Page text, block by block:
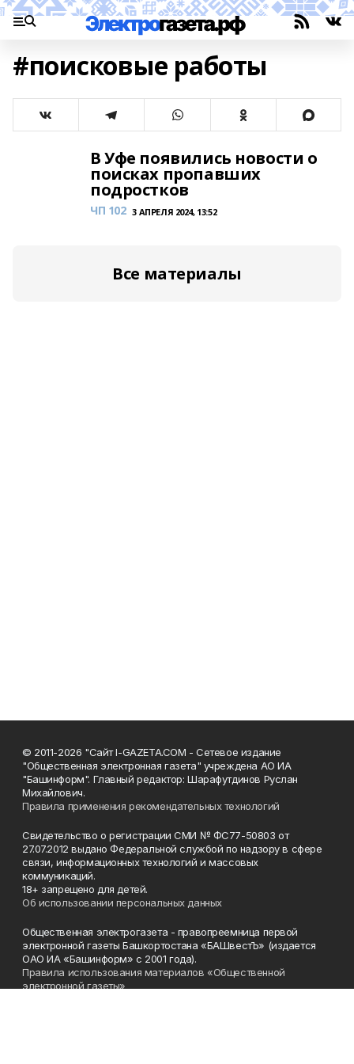
#поисковые работы
В Уфе появились новости о
поисках пропавших
подростков
ЧП 102 3 АПРЕЛЯ 2024, 13:52
Все материалы
© 2011-2026 "Сайт I-GAZETA.COM - Сетевое издание
"Общественная электронная газета" учреждена АО ИА
"Башинформ". Главный редактор: Шарафутдинов Руслан
Михайлович.
Правила применения рекомендательных технологий
Свидетельство о регистрации СМИ № ФС77-50803 от
27.07.2012 выдано Федеральной службой по надзору в сфере
связи, информационных технологий и массовых
коммуникаций.
18+ запрещено для детей.
Об использовании персональных данных
Общественная электрогазета - правопреемница первой
электронной газеты Башкортостана «БАШвестЪ» (издается
ОАО ИА «Башинформ» с 2001 года).
Правила использования материалов «Общественной
электронной газеты»